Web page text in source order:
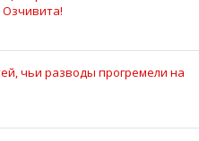
чьи разводы прогремели на